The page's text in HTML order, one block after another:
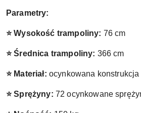
Parametry:
⭐ Wysokość trampoliny: 76 cm
⭐ Średnica trampoliny: 366 cm
⭐ Materiał: ocynkowana konstrukcja
⭐ Sprężyny: 72 ocynkowane